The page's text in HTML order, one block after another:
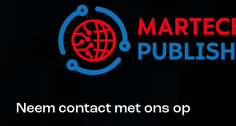
Neem contact met ons op